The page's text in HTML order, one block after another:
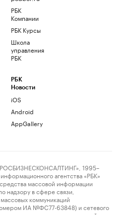
РБК
Компании
РБК Курсы
Школа
управления
РБК
РБК
Новости
iOS
Android
AppGallery
1995–
агентства «РБК»
массовой информации
надзору в сфере связи,
коммуникаций
ИА №ФС77-63848) и сетевого